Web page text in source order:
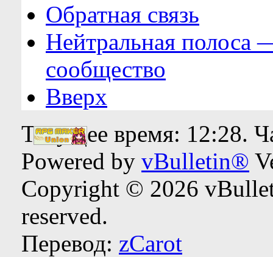
Обратная связь
Нейтральная полоса
сообщество
Вверх
Текущее время: 12:28.
Powered by vBulletin®
Copyright © 2026
reserved.
Перевод: zCarot